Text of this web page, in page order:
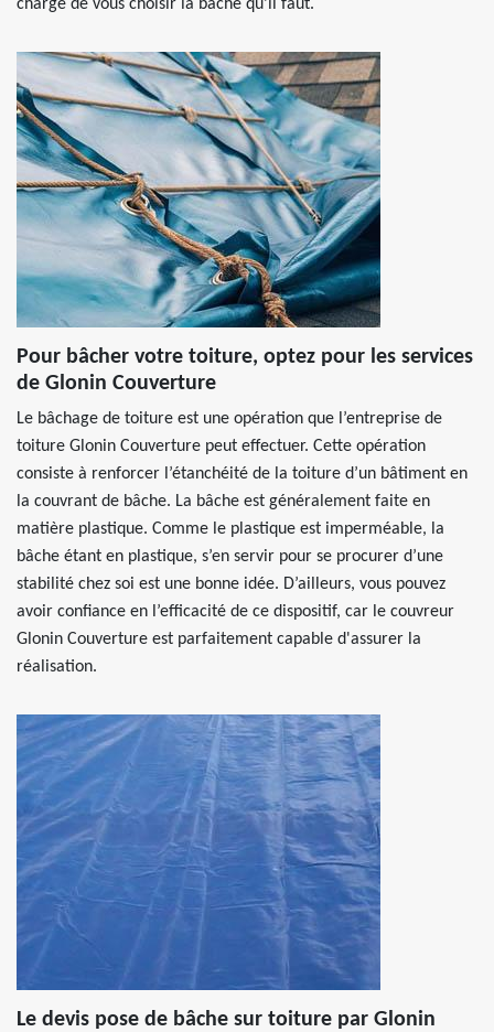
charge de vous choisir la bâche qu’il faut.
Pour bâcher votre toiture, optez pour les services
de Glonin Couverture
Le bâchage de toiture est une opération que l’entreprise de
toiture Glonin Couverture peut effectuer. Cette opération
consiste à renforcer l’étanchéité de la toiture d’un bâtiment en
la couvrant de bâche. La bâche est généralement faite en
matière plastique. Comme le plastique est imperméable, la
bâche étant en plastique, s’en servir pour se procurer d’une
stabilité chez soi est une bonne idée. D’ailleurs, vous pouvez
avoir confiance en l’efficacité de ce dispositif, car le couvreur
Glonin Couverture est parfaitement capable d'assurer la
réalisation.
Le devis pose de bâche sur toiture par Glonin